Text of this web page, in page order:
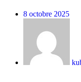
8 octobre 2025